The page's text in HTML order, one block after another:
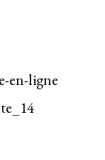
en-ligne